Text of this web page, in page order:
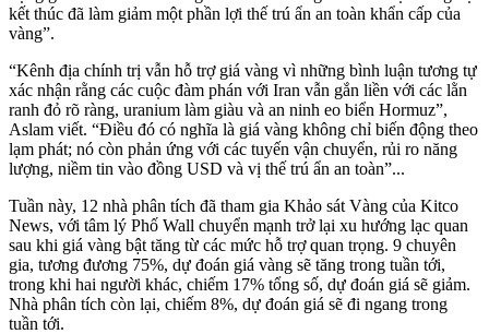
kết thúc đã làm giảm một phần lợi thế trú ẩn an toàn khẩn cấp của
vàng”.
“Kênh địa chính trị vẫn hỗ trợ giá vàng vì những bình luận tương tự
xác nhận rằng các cuộc đàm phán với Iran vẫn gắn liền với các lằn
ranh đỏ rõ ràng, uranium làm giàu và an ninh eo biển Hormuz”,
Aslam viết. “Điều đó có nghĩa là giá vàng không chỉ biến động theo
lạm phát; nó còn phản ứng với các tuyến vận chuyển, rủi ro năng
lượng, niềm tin vào đồng USD và vị thế trú ẩn an toàn”...
Tuần này, 12 nhà phân tích đã tham gia Khảo sát Vàng của Kitco
News, với tâm lý Phố Wall chuyển mạnh trở lại xu hướng lạc quan
sau khi giá vàng bật tăng từ các mức hỗ trợ quan trọng. 9 chuyên
gia, tương đương 75%, dự đoán giá vàng sẽ tăng trong tuần tới,
trong khi hai người khác, chiếm 17% tổng số, dự đoán giá sẽ giảm.
Nhà phân tích còn lại, chiếm 8%, dự đoán giá sẽ đi ngang trong
tuần tới.